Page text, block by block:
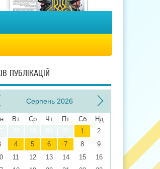
ПУБЛІКАЦІЙ
Серпень 2026
Вт Ср Чт Пт Сб
Нд
1
2
4 5 6 7 8
9
11 12 13 14 15
16